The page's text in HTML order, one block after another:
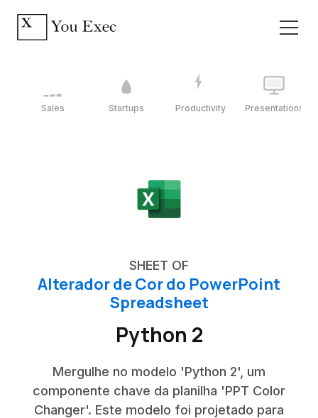
Sales Startups Productivity Presentations
SHEET OF
Alterador de Cor do PowerPoint
Spreadsheet
Python 2
Mergulhe no modelo 'Python 2', um
componente chave da planilha 'PPT Color
Changer'. Este modelo foi projetado para